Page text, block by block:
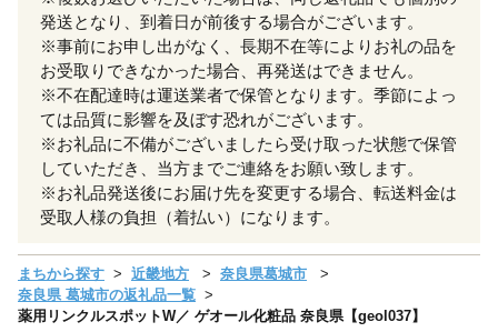
発送となり、到着日が前後する場合がございます。
※事前にお申し出がなく、長期不在等によりお礼の品を
お受取りできなかった場合、再発送はできません。
※不在配達時は運送業者で保管となります。季節によっ
ては品質に影響を及ぼす恐れがございます。
※お礼品に不備がございましたら受け取った状態で保管
していただき、当方までご連絡をお願い致します。
※お礼品発送後にお届け先を変更する場合、転送料金は
受取人様の負担（着払い）になります。
まちから探す 近畿地方
奈良県葛城市
奈良県 葛城市の返礼品一覧
薬用リンクルスポットW／ ゲオール化粧品 奈良県【geol037】